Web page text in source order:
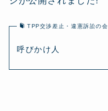
TPP交渉差止・違憲訴訟の会
呼びかけ人